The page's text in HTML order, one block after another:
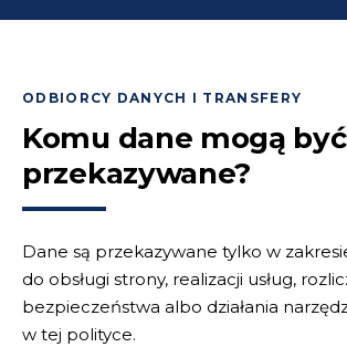
ODBIORCY DANYCH I TRANSFERY
Komu dane mogą być
przekazywane?
Dane są przekazywane tylko w
do obsługi strony, realizacji usług,
bezpieczeństwa albo działania
w tej polityce.